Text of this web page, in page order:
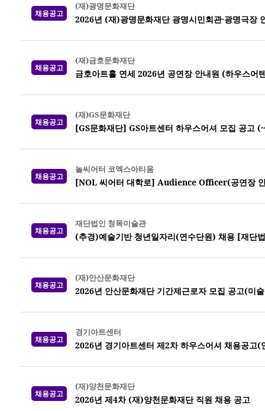
채용공고
(재)광명문화재단
2026년 (재)광명문화재단 광명시민회관·광명극장
채용공고
(재)금호문화재단
금호아트홀 연세 2026년 공연장 안내원 (하우스어
채용공고
(재)GS문화재단
[GS문화재단] GS아트센터 하우스어셔 모집 공고
채용공고
놀씨어터 코엑스아티움
[NOL 씨어터 대학로] Audience Officer(공연장
채용공고
재단법인 청목미술관
(추경)예술기반 청년일자리(연수단원) 채용 [재단
채용공고
(재)안산문화재단
2026년 안산문화재단 기간제근로자 모집 공고(미
채용공고
경기아트센터
2026년 경기아트센터 제2차 하우스어셔 채용공고(
채용공고
(재)양천문화재단
2026년 제4차 (재)양천문화재단 직원 채용 공고